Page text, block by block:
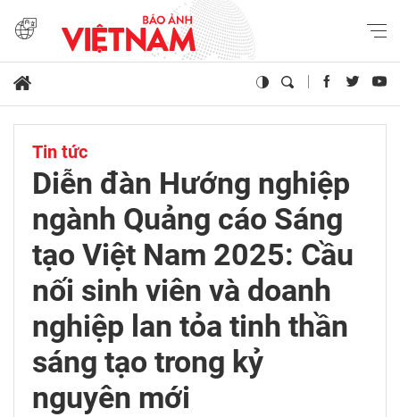
Tin tức
Diễn đàn Hướng nghiệp
ngành Quảng cáo Sáng
tạo Việt Nam 2025: Cầu
nối sinh viên và doanh
nghiệp lan tỏa tinh thần
sáng tạo trong kỷ
nguyên mới